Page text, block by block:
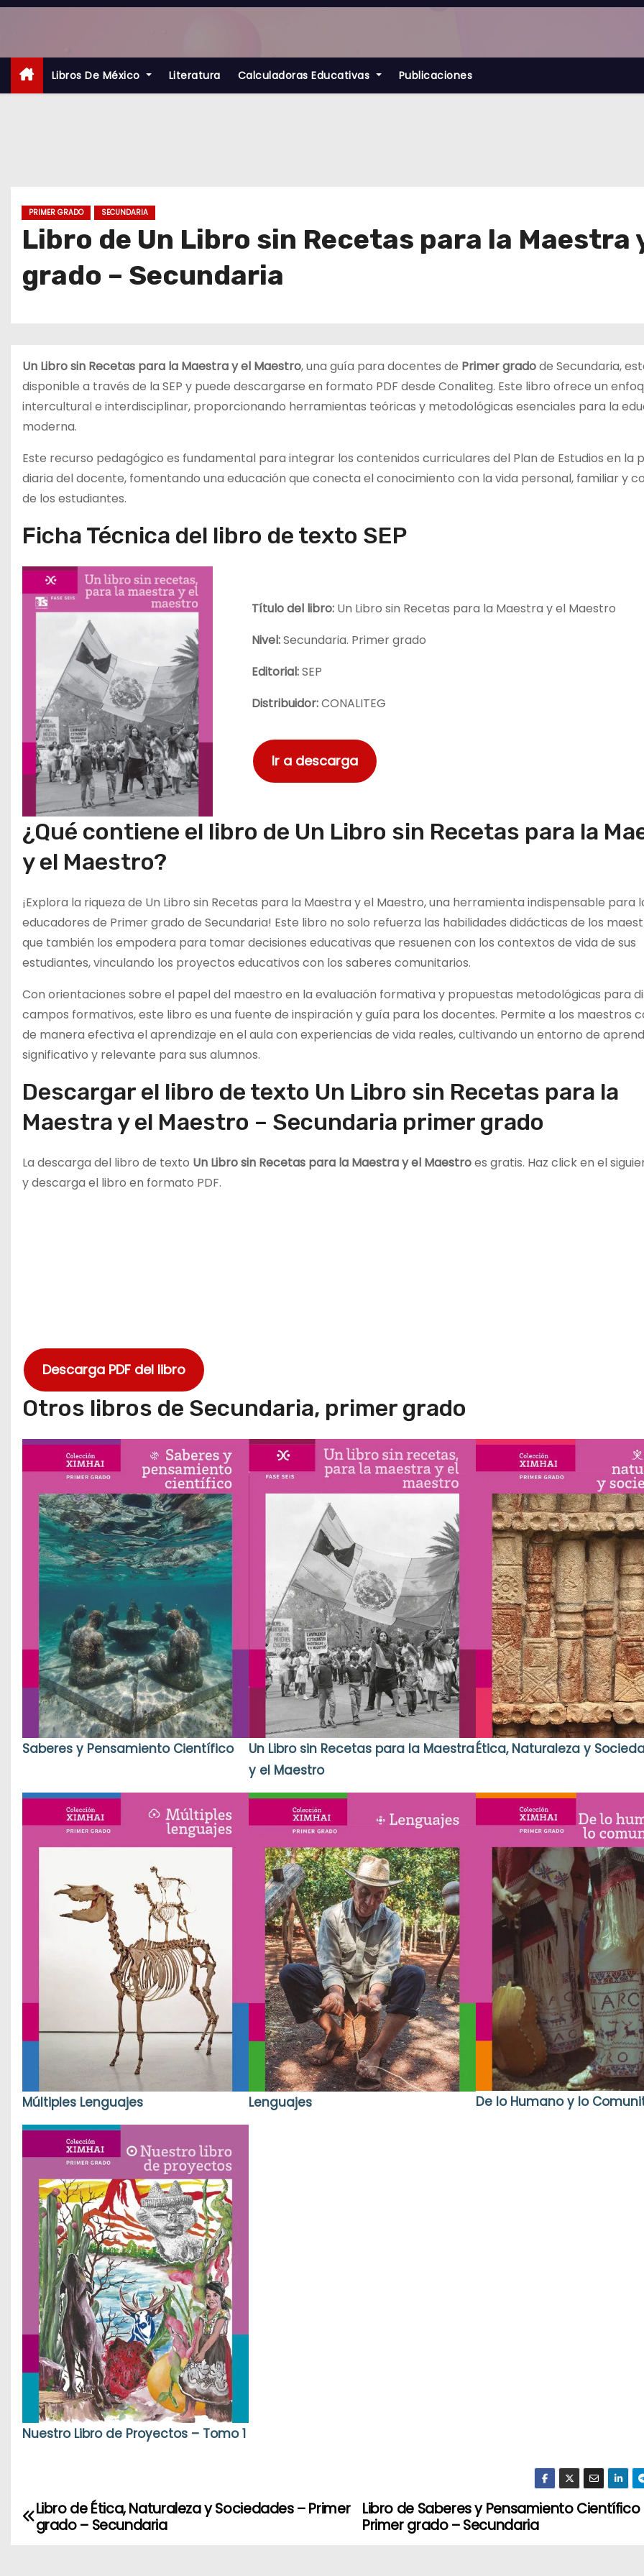
S
l
a
Libros De México Literatura Calculadoras Educativas Publicaciones
PRIMER GRADO SECUNDARIA
Libro de Un Libro sin Recetas para la Maestra
grado – Secundaria
Un Libro sin Recetas para la Maestra y el Maestro, una guía para docentes de Primer gradode Secundaria,
disponible a través de la SEP y puede descargarse en formato PDF desde Conaliteg. Este libro ofrece un
intercultural e interdisciplinar, proporcionando herramientas teóricas y metodológicas esenciales para la
moderna.
Este recurso pedagógico es fundamental para integrar los contenidos curriculares del Plan de Estudios en la
diaria del docente, fomentando una educación que conecta el conocimiento con la vida personal, familiar y
de los estudiantes.
Ficha Técnica del libro de texto SEP
Título del libro: Un Libro sin Recetas para la Maestra y el Maestro
Nivel:Secundaria. Primer grado
Editorial:SEP
Distribuidor:CONALITEG
Ir a descarga
¿Qué contiene el libro de Un Libro sin Recetas para la
y el Maestro?
¡Explora la riqueza de Un Libro sin Recetas para la Maestra y el Maestro, una herramienta indispensable para
educadores de Primer grado de Secundaria! Este libro no solo refuerza las habilidades didácticas de los
que también los empodera para tomar decisiones educativas que resuenen con los contextos de vida de sus
estudiantes, vinculando los proyectos educativos con los saberes comunitarios.
Con orientaciones sobre el papel del maestro en la evaluación formativa y propuestas metodológicas para
campos formativos, este libro es una fuente de inspiración y guía para los docentes. Permite a los maestros
de manera efectiva el aprendizaje en el aula con experiencias de vida reales, cultivando un entorno de
significativo y relevante para sus alumnos.
Descargar el libro de texto Un Libro sin Recetas para la
Maestra y el Maestro – Secundaria primer grado
La descarga del libro de texto Un Libro sin Recetas para la Maestra y el Maestroes gratis. Haz click en el
y descarga el libro en formato PDF.
Descarga PDF del libro
Otros libros de Secundaria, primer grado
Saberes y Pensamiento Científico
Un Libro sin Recetas para la Maestra
y el Maestro
Ética, Naturaleza y
Múltiples Lenguajes Lenguajes De lo Humano y lo
Nuestro Libro de Proyectos – Tomo 1
N
Libro de Saberes y Pensamiento Científico
Primer grado – Secundaria
Libro de Ética, Naturaleza y Sociedades – Primer
grado – Secundaria